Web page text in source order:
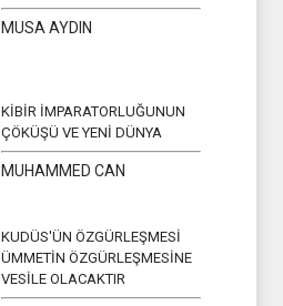
MUSA AYDIN
KİBİR İMPARATORLUĞUNUN
ÇÖKÜŞÜ VE YENİ DÜNYA
MUHAMMED CAN
KUDÜS'ÜN ÖZGÜRLEŞMESİ
ÜMMETİN ÖZGÜRLEŞMESİNE
VESİLE OLACAKTIR